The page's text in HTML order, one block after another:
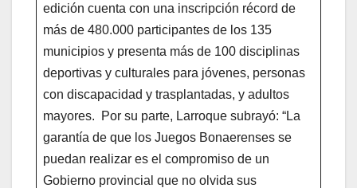
edición cuenta con una inscripción récord de
más de 480.000 participantes de los 135
municipios y presenta más de 100 disciplinas
deportivas y culturales para jóvenes, personas
con discapacidad y trasplantadas, y adultos
mayores. Por su parte, Larroque subrayó: “La
garantía de que los Juegos Bonaerenses se
puedan realizar es el compromiso de un
Gobierno provincial que no olvida sus